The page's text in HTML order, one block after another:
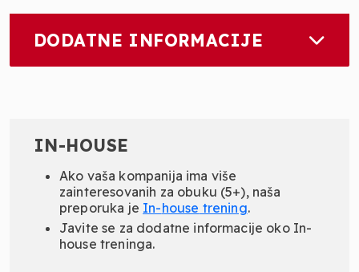
DODATNE INFORMACIJE
IN-HOUSE
Ako vaša kompanija ima više
zainteresovanih za obuku (5+), naša
preporuka je In-house trening.
Javite se za dodatne informacije oko In-
house treninga.